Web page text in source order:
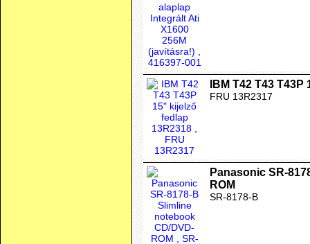
IBM T42 T43
FRU 13R2317
Panasonic SR-
ROM
SR-8178-B